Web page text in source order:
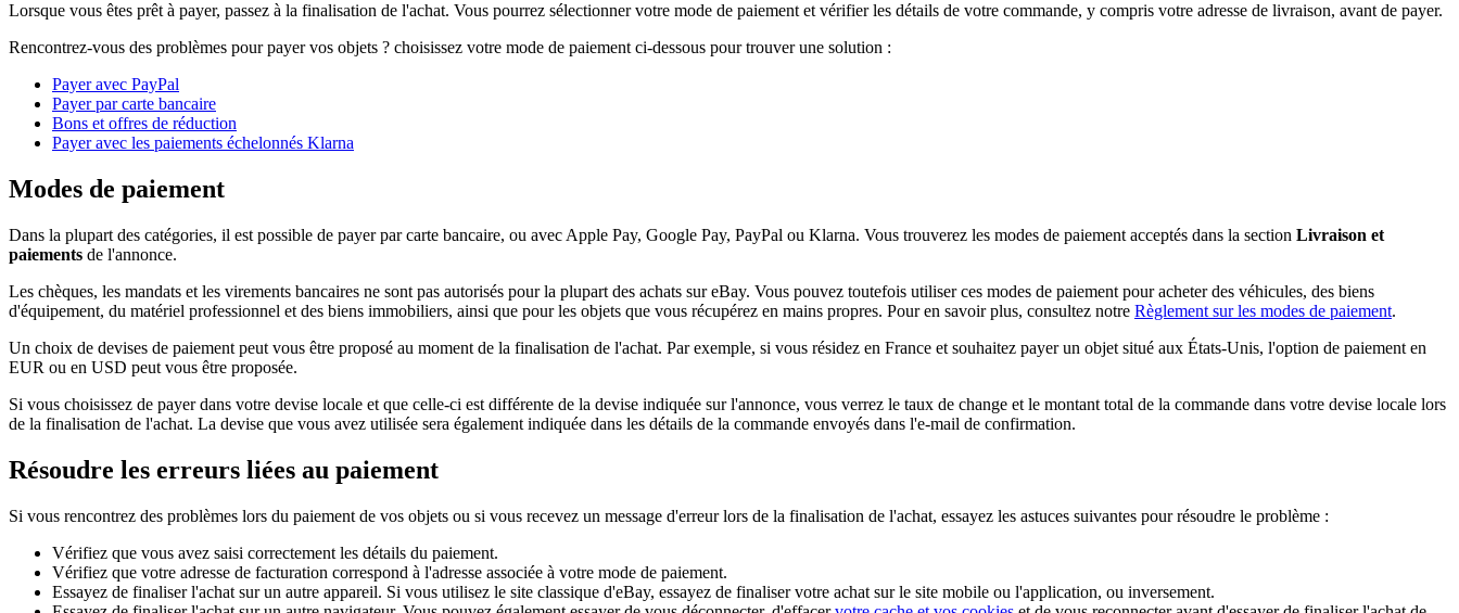
Lorsque vous êtes prêt à payer, passez à la finalisation de l'achat. Vous pourrez sélectionner votre mode de paiement et vérifier les détails de votre commande, y compris votre adresse de livraison, avant de payer.
Rencontrez-vous des problèmes pour payer vos objets ? choisissez votre mode de paiement ci-dessous pour trouver une solution :
Payer avec PayPal
Payer par carte bancaire
Bons et offres de réduction
Payer avec les paiements échelonnés Klarna
Modes de paiement
Dans la plupart des catégories, il est possible de payer par carte bancaire, ou avec Apple Pay, Google Pay, PayPal ou Klarna. Vous trouverez les modes de paiement acceptés dans la section Livraison et
paiements de l'annonce.
Les chèques, les mandats et les virements bancaires ne sont pas autorisés pour la plupart des achats sur eBay. Vous pouvez toutefois utiliser ces modes de paiement pour acheter des véhicules, des biens
d'équipement, du matériel professionnel et des biens immobiliers, ainsi que pour les objets que vous récupérez en mains propres. Pour en savoir plus, consultez notre Règlement sur les modes de paiement.
Un choix de devises de paiement peut vous être proposé au moment de la finalisation de l'achat. Par exemple, si vous résidez en France et souhaitez payer un objet situé aux États-Unis, l'option de paiement en
EUR ou en USD peut vous être proposée.
Si vous choisissez de payer dans votre devise locale et que celle-ci est différente de la devise indiquée sur l'annonce, vous verrez le taux de change et le montant total de la commande dans votre devise locale lors
de la finalisation de l'achat. La devise que vous avez utilisée sera également indiquée dans les détails de la commande envoyés dans l'e-mail de confirmation.
Résoudre les erreurs liées au paiement
Si vous rencontrez des problèmes lors du paiement de vos objets ou si vous recevez un message d'erreur lors de la finalisation de l'achat, essayez les astuces suivantes pour résoudre le problème :
Vérifiez que vous avez saisi correctement les détails du paiement.
Vérifiez que votre adresse de facturation correspond à l'adresse associée à votre mode de paiement.
Essayez de finaliser l'achat sur un autre appareil. Si vous utilisez le site classique d'eBay, essayez de finaliser votre achat sur le site mobile ou l'application, ou inversement.